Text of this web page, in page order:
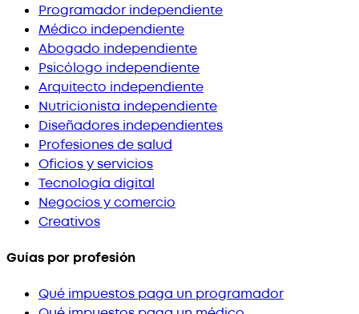
Programador independiente
Médico independiente
Abogado independiente
Psicólogo independiente
Arquitecto independiente
Nutricionista independiente
Diseñadores independientes
Profesiones de salud
Oficios y servicios
Tecnología digital
Negocios y comercio
Creativos
Guías por profesión
Qué impuestos paga un programador